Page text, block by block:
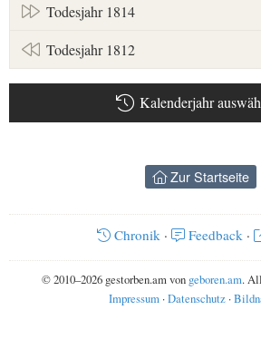
Todesjahr 1814
Todesjahr 1812
Kalenderjahr
Zur Startseite
Chronik · Feedback ·
© 2010–2026 gestorben.am von geboren.am.
Impressum·Datenschutz·